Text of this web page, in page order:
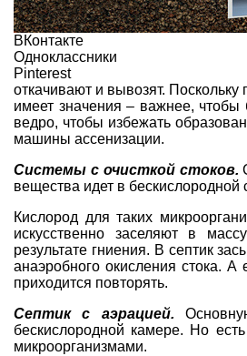
ВКонтакте
Одноклассники
Pinterest
откачивают и вывозят.
имеет значения – важнее,
ведро, чтобы избежать
машины ассенизации.
Системы с очисткой стоков.
вещества идет в бескислородной
Кислород для таких
искусственно заселяют в
результате гниения. В септик
анаэробного окисления стока.
приходится повторять.
Септик с аэрацией.
бескислородной камере. Но
микроорганизмами.